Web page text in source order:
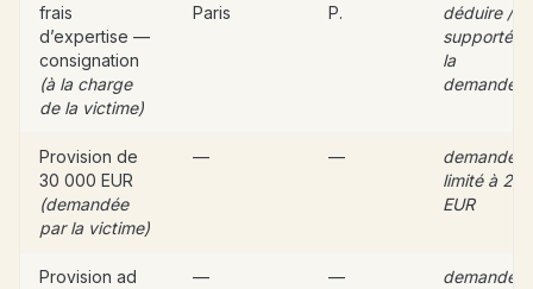
frais
d’expertise —
consignation
(à la charge
de la victime)
Paris
P.
déduire /
supportée
la
Provision de
30 000 EUR
(demandée
par la victime)
— —
demandé
limité à 20
EUR
Provision ad
— —
demandé